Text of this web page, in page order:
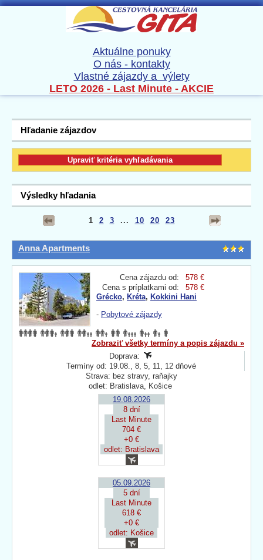
Aktuálne ponuky
O nás - kontakty
Vlastné zájazdy a výlety
LETO 2026 - Last Minute - AKCIE
Hľadanie zájazdov
Výsledky hľadania
1 2 3 ... 10 20 23
Anna Apartments
Cena zájazdu od:
578 €
Cena s príplatkami od:
578 €
Grécko, Kréta, Kokkini Hani
- Pobytové zájazdy
Zobraziť všetky termíny a popis zájazdu »
Doprava:
Termíny od: 19.08., 8, 5, 11, 12 dňové
Strava: bez stravy, raňajky
odlet: Bratislava, Košice
19.08.2026
8 dní
Last Minute
704 €
+0 €
odlet: Bratislava
05.09.2026
5 dní
Last Minute
618 €
+0 €
odlet: Košice